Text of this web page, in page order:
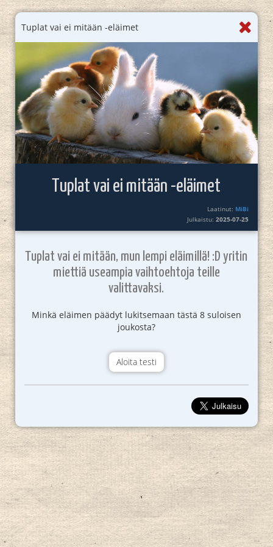
Tuplat vai ei mitään -eläimet
Tuplat vai ei mitään -eläimet
Laatinut: MiBi
Julkaistu:2025-07-25
Tuplat vai ei mitään, mun lempi eläimillä! :D yritin
miettiä useampia vaihtoehtoja teille
valittavaksi.
Minkä eläimen päädyt lukitsemaan tästä 8 suloisen
joukosta?
Aloita testi